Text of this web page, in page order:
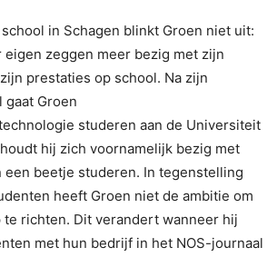
in Schagen blinkt Groen niet uit:
eigen zeggen meer bezig met zijn
prestaties op school. Na zijn
gaat Groen
studeren aan de Universiteit
hij zich voornamelijk bezig met
beetje studeren. In tegenstelling
heeft Groen niet de ambitie om
richten. Dit verandert wanneer hij
met hun bedrijf in het NOS-journaal